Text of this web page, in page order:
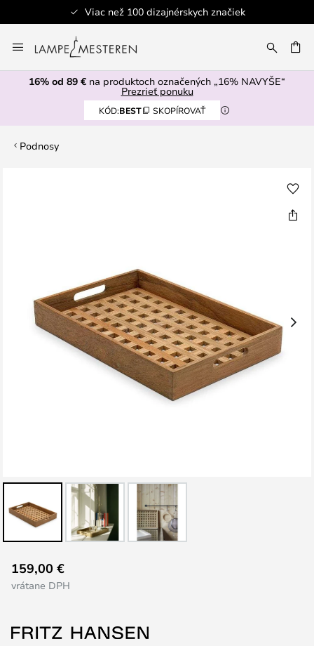
Viac než 100 dizajnérskych značiek
to
Content
16% od 89 € na produktoch označených „16% NAVYŠE“
Prezrieť ponuku
KÓD:BEST SKOPÍROVAŤ
Podnosy
na
začiatok
obrázkov
159,00 €
vrátane DPH